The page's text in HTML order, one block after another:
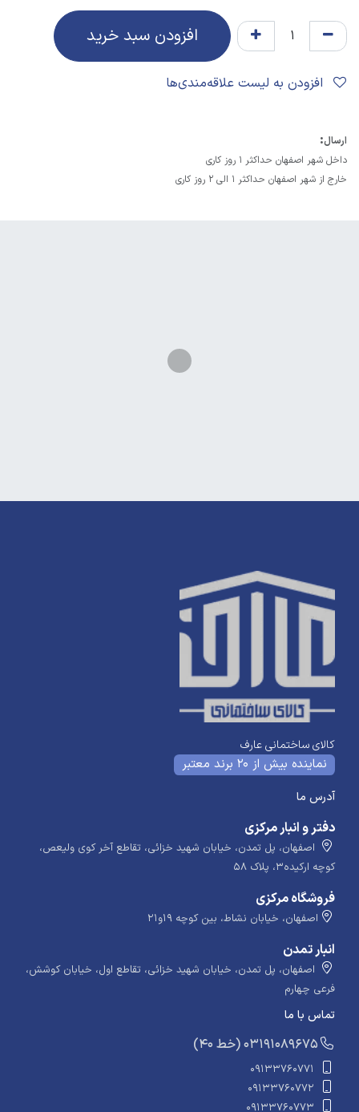
افزودن سبد خرید
ارسال:
داخل شهر اصفهان حداکثر 1 روز کاری
خارج از شهر اصفهان حداکثر 1 الی 2 روز کاری
کالای ساختمانی عارف
نماینده بیش از 20 برند معتبر
آدرس ما
دفتر و انبار مرکزی
اصفهان، پل تمدن، خیابان شهید خزائی، تقاطع آخر کوی ولیعص،
کوچه ارکیده۳، پلاک ۵۸
فروشگاه مرکزی
اصفهان، خیابان نشاط، بین کوچه ۱۹و۲۱
انبار تمدن
اصفهان، پل تمدن، خیابان شهید خزائی، تقاطع اول، خیابان کوشش،
فرعی چهارم
تماس با ما
​​​ (40 خط) 03191089675
09133760771
09133760772
09133760773